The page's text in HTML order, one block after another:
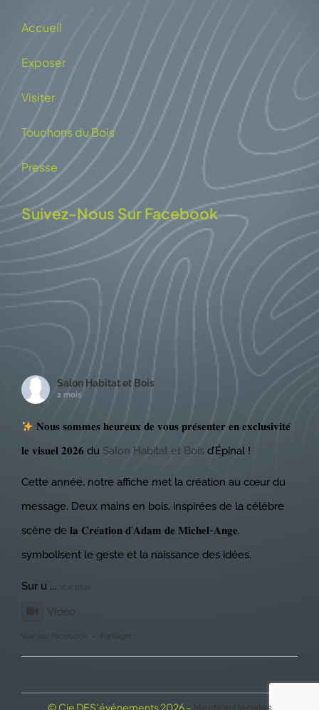
Accueil
Exposer
Visiter
Touchons du Bois
Presse
Suivez-Nous Sur Facebook
Salon Habitat et Bois
2 mois
𝐍𝐨𝐮𝐬 𝐬𝐨𝐦𝐦𝐞𝐬 𝐡𝐞𝐮𝐫𝐞𝐮𝐱 𝐝𝐞 𝐯𝐨𝐮𝐬 𝐩𝐫𝐞́𝐬𝐞𝐧𝐭𝐞𝐫 𝐞𝐧 𝐞𝐱𝐜𝐥𝐮𝐬𝐢𝐯𝐢𝐭𝐞́
𝐥𝐞 𝐯𝐢𝐬𝐮𝐞𝐥 𝟐𝟎𝟐𝟔 du Salon Habitat et Boisd’Épinal !
Cette année, notre affiche met la création au cœur du
message. Deux mains en bois, inspirées de la célèbre
scène de 𝐥𝐚 𝐂𝐫𝐞́𝐚𝐭𝐢𝐨𝐧 𝐝’𝐀𝐝𝐚𝐦 𝐝𝐞 𝐌𝐢𝐜𝐡𝐞𝐥-𝐀𝐧𝐠𝐞,
symbolisent le geste et la naissance des idées.
Sur u ... Voir plus
Vidéo
Voir sur Facebook · Partager
© Cie DES’événements 2026 – Mentions légales